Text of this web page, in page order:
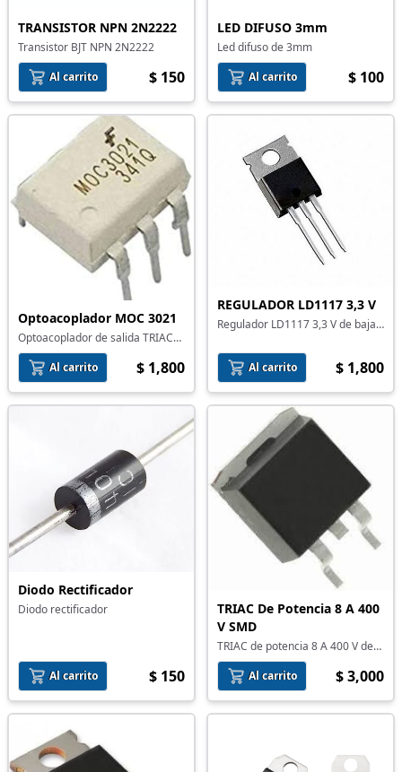
TRANSISTOR NPN 2N2222
Transistor BJT NPN 2N2222
Al carrito
$ 150
LED DIFUSO 3mm
Led difuso de 3mm
Al carrito
$ 100
Optoacoplador MOC 3021
Optoacoplador de salida TRIAC
MOC 3021
Al carrito
$ 1,800
REGULADOR LD1117 3,3 V
Regulador LD1117 3,3 V de baja
Al carrito
$ 1,800
Diodo Rectificador
Diodo rectificador
Al carrito $ 150
TRIAC De Potencia 8 A 400
V SMD
TRIAC de potencia 8 A 400 V de
montaje superficial
Al carrito
$ 3,000